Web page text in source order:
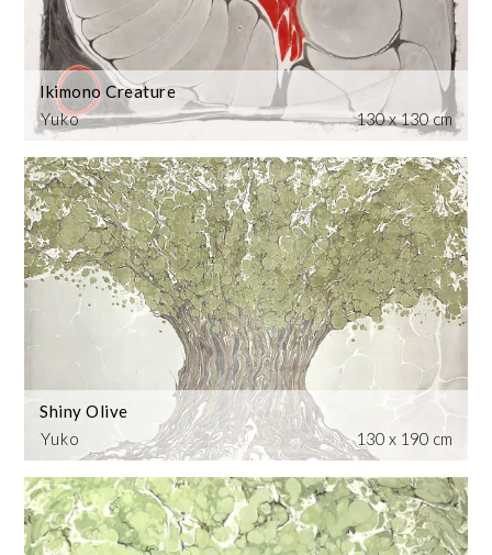
Yuko
Ikimono Creature
130 x 130 cm
Yuko
Shiny Olive
130 x 190 cm